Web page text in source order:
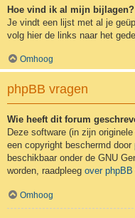
Hoe vind ik al mijn bijlagen?
Je vindt een lijst met al je
volg hier de links naar het
Omhoog
phpBB vragen
Wie heeft dit forum
Deze software (in zijn
een copyright beschermd door
beschikbaar onder de GNU
worden, raadpleeg over phpBB
Omhoog